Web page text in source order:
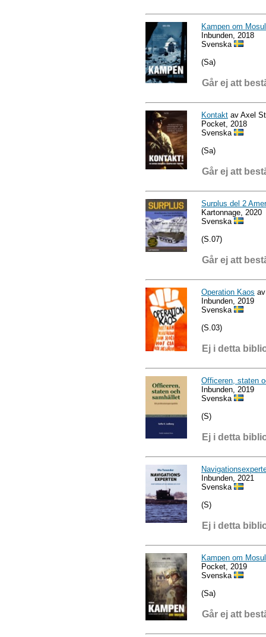
Kampen om Mosul
Inbunden, 2018
Svenska
(Sa)
Går ej att
Kontakt av Axel
Pocket, 2018
Svenska
(Sa)
Går ej att
Surplus del 2
Kartonnage, 2020
Svenska
(S.07)
Går ej att
Operation Kaos
Inbunden, 2019
Svenska
(S.03)
Ej i detta
Officeren, staten
Inbunden, 2019
Svenska
(S)
Ej i detta
Inbunden, 2021
Svenska
(S)
Ej i detta
Kampen om Mosul
Pocket, 2019
Svenska
(Sa)
Går ej att